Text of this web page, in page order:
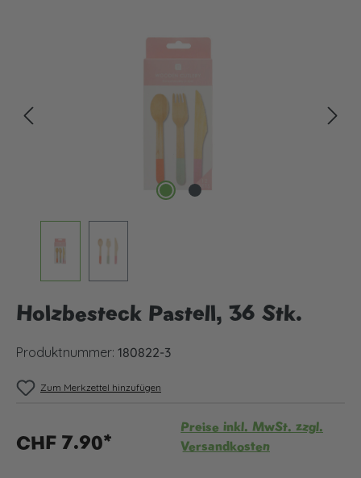
Holzbesteck Pastell, 36 Stk.
Produktnummer: 180822-3
Zum Merkzettel hinzufügen
CHF 7.90*
Preise inkl. MwSt. zzgl.
Versandkosten